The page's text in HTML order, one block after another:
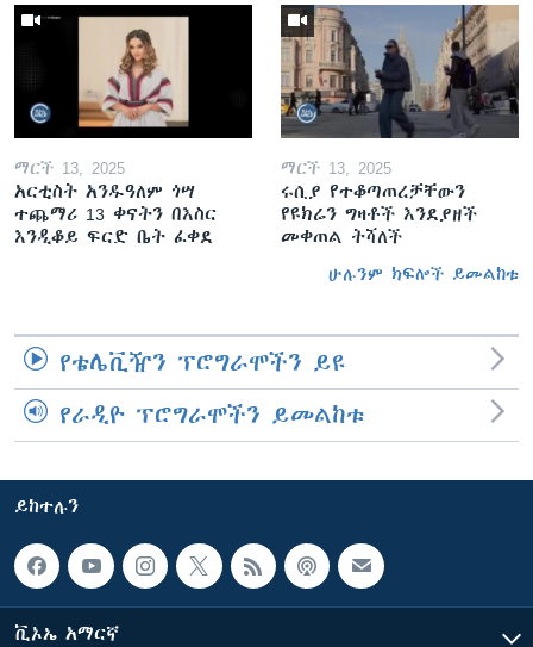
ማርች 13, 2025
አርቲስት አንዱዓለም ጎሣ
ተጨማሪ 13 ቀናትን በእስር
እንዲቆይ ፍርድ ቤት ፈቀደ
ማርች 13, 2025
ሩሲያ የተቆጣጠረቻቸውን
የዩክሬን ግዛቶች እንደያዘች
መቀጠል ትሻለች
ሁሉንም ክፍሎች ይመልከቱ
የቴሌቪዥን ፕሮግራሞችን ይዩ
የራዲዮ ፕሮግራሞችን ይመልከቱ
ይከተሉን
ቪኦኤ አማርኛ